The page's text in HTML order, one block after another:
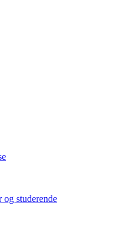
studerende